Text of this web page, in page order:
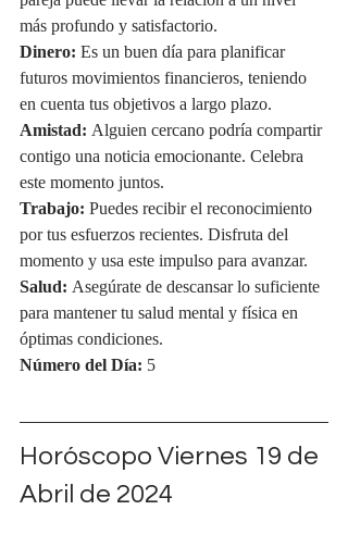
más profundo y satisfactorio.
Dinero: Es un buen día para planificar
futuros movimientos financieros, teniendo
en cuenta tus objetivos a largo plazo.
Amistad: Alguien cercano podría compartir
contigo una noticia emocionante. Celebra
este momento juntos.
Trabajo: Puedes recibir el reconocimiento
por tus esfuerzos recientes. Disfruta del
momento y usa este impulso para avanzar.
Salud: Asegúrate de descansar lo suficiente
para mantener tu salud mental y física en
óptimas condiciones.
Número del Día: 5
Horóscopo Viernes 19 de
Abril de 2024